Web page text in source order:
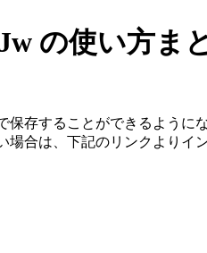
の使い方ま
保存することができるよう
合は、下記のリンクよりイ